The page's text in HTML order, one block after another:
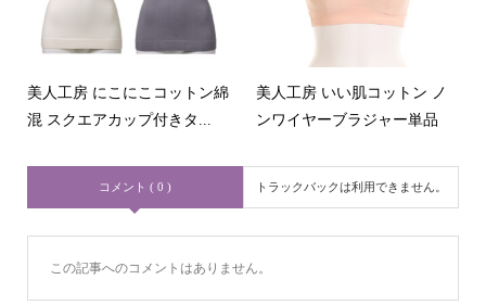
美人工房 にこにこコットン綿
混 スクエアカップ付きタ...
美人工房 いい肌コットン ノ
ンワイヤーブラジャー単品
コメント ( 0 ) トラックバックは利用できません。
この記事へのコメントはありません。